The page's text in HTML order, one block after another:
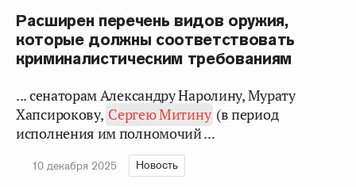
Расширен перечень видов оружия,
которые должны соответствовать
криминалистическим требованиям
... сенаторам Александру Наролину, Мурату
Хапсирокову, Сергею Митину (в период
исполнения им полномочий ...
10 декабря 2025 Новость